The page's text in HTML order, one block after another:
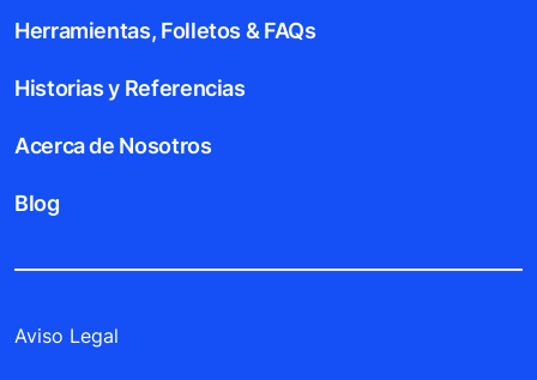
Herramientas, Folletos & FAQs
Historias y Referencias
Acerca de Nosotros
Blog
Aviso Legal